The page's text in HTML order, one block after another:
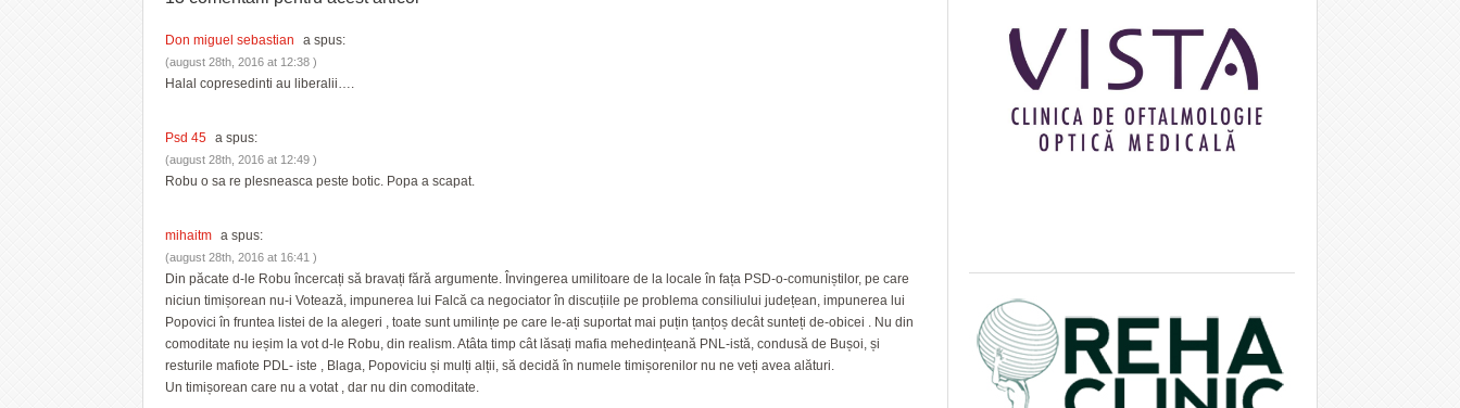
Don miguel sebastian a spus:
(august 28th, 2016 at 12:38 )
Halal copresedinti au liberalii….
Psd 45 a spus:
(august 28th, 2016 at 12:49 )
Robu o sa re plesneasca peste botic. Popa a scapat.
mihaitm a spus:
(august 28th, 2016 at 16:41 )
Din păcate d-le Robu încercați să bravați fără argumente. Învingerea umilitoare de la locale în fața PSD-o-comuniștilor, pe care
niciun timișorean nu-i Votează, impunerea lui Falcă ca negociator în discuțiile pe problema consiliului județean, impunerea lui
Popovici în fruntea listei de la alegeri , toate sunt umilințe pe care le-ați suportat mai puțin țanțoș decât sunteți de-obicei . Nu din
comoditate nu ieșim la vot d-le Robu, din realism. Atâta timp cât lăsați mafia mehedințeană PNL-istă, condusă de Bușoi, și
resturile mafiote PDL- iste , Blaga, Popoviciu și mulți alții, să decidă în numele timișorenilor nu ne veți avea alături.
Un timișorean care nu a votat , dar nu din comoditate.